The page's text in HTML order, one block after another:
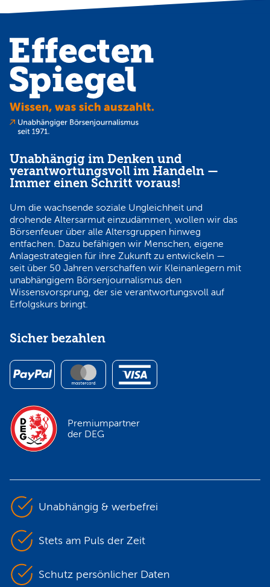
Unabhängig im Denken und
verantwortungsvoll im Handeln —
Immer einen Schritt voraus!
Um die wachsende soziale Ungleichheit und
drohende Altersarmut einzudämmen, wollen wir das
Börsenfeuer über alle Altersgruppen hinweg
entfachen. Dazu befähigen wir Menschen, eigene
Anlagestrategien für ihre Zukunft zu entwickeln —
seit über 50 Jahren verschaffen wir Kleinanlegern mit
unabhängigem Börsenjournalismus den
Wissensvorsprung, der sie verantwortungsvoll auf
Erfolgskurs bringt.
Sicher bezahlen
Premiumpartner
der DEG
Unabhängig & werbefrei
Stets am Puls der Zeit
Schutz persönlicher Daten